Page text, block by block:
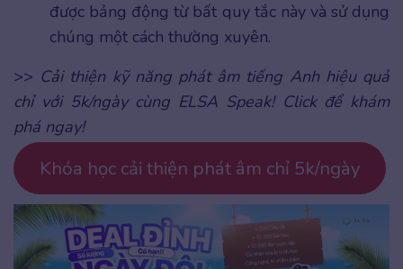
được bảng động từ bất quy tắc này và sử dụng
chúng một cách thường xuyên.
>> Cải thiện kỹ năng phát âm tiếng Anh hiệu quả
chỉ với 5k/ngày cùng ELSA Speak! Click để khám
phá ngay!
Khóa học cải thiện phát âm chỉ 5k/ngày